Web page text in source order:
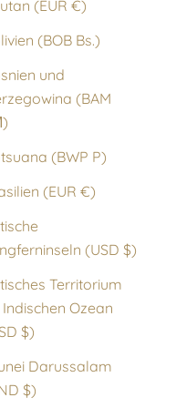
Bhutan (EUR €)
Bolivien (BOB Bs.)
und
(BAM
Botsuana (BWP P)
Brasilien (EUR €)
Jungferninseln (USD $)
Territorium
Ozean
(USD $)
Darussalam
(BND $)